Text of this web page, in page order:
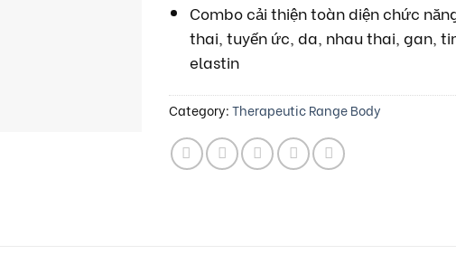
Combo cải thiện toàn diện chức
thai, tuyến ức, da, nhau thai, gan,
elastin
Category:Therapeutic Range Body